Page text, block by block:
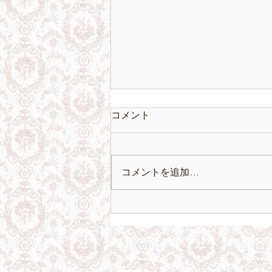
む。リネンアイテム5選
コメント
コメントを追加…
よくある質問 お支払い方法 配送に